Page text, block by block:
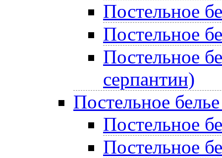
Постельное
Постельное
Постельное
серпантин)
Постельное
Постельное
Постельное